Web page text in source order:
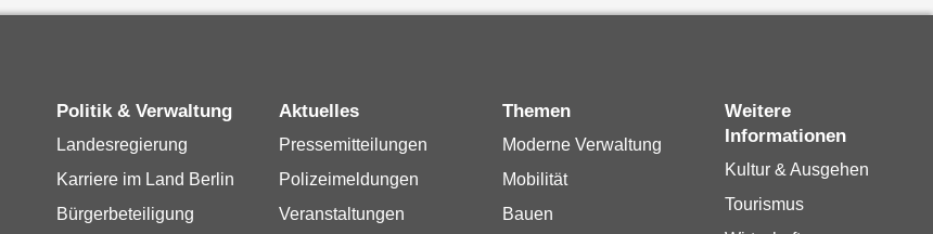
Politik & Verwaltung
Landesregierung
Karriere im Land Berlin
Bürgerbeteiligung
Aktuelles
Pressemitteilungen
Polizeimeldungen
Veranstaltungen
Themen
Moderne Verwaltung
Mobilität
Bauen
Weitere
Informationen
Kultur & Ausgehen
Tourismus